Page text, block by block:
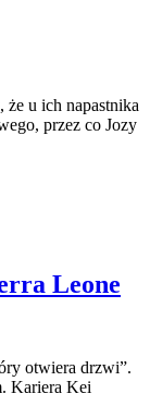
że u ich napastnika
przez co Jozy
Leone
otwiera drzwi”.
Kariera Kei